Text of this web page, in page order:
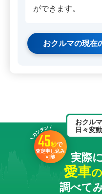
ができます。
おクルマの現在
おクル
日々変
45秒で
査定申し込み
可能
実際
愛車の
調べて